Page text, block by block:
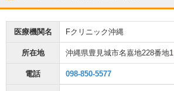
医療機関名 Fクリニック沖縄
所在地 沖縄県豊見城市名嘉地228番地1
電話 098-850-5577